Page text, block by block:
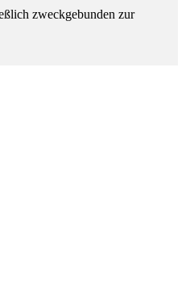
zweckgebunden zur